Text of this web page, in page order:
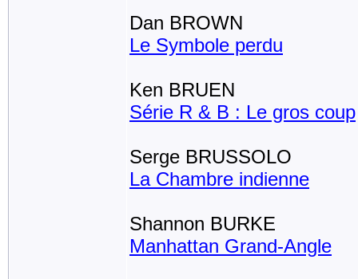
Dan BROWN
Le Symbole perdu
Ken BRUEN
Série R & B : Le gros coup
Serge BRUSSOLO
La Chambre indienne
Shannon BURKE
Manhattan Grand-Angle